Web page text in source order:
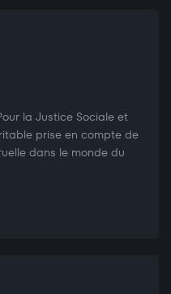
la Justice Sociale et
prise en compte de
dans le monde du